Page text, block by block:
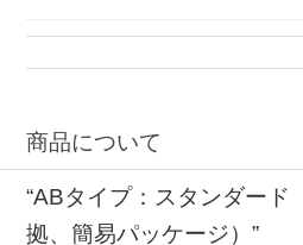
商品について
“ABタイプ：スタンダード
拠、簡易パッケージ）”